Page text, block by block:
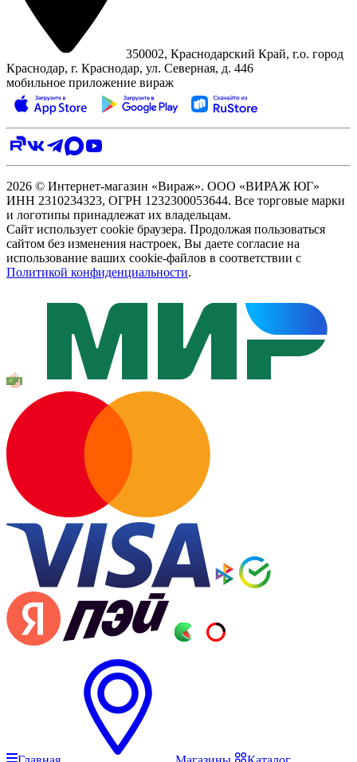
350002, Краснодарский Край, г.о. город
Краснодар, г. Краснодар, ул. Северная, д. 446
мобильное приложение вираж
2026 © Интернет-магазин «Вираж». ООО «ВИРАЖ ЮГ»
ИНН 2310234323, ОГРН 1232300053644. Все торговые марки
и логотипы принадлежат их владельцам.
Сайт использует cookie браузера. Продолжая пользоваться
сайтом без изменения настроек, Вы даете согласие на
использование ваших cookie-файлов в соответствии с
Политикой конфиденциальности.